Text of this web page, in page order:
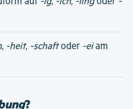
, -heit, -schaftoder -eiam
?